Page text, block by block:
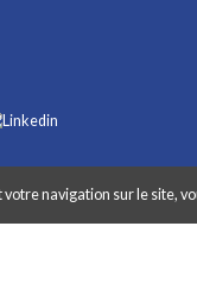
- Site réalisé parGraphibox
votre navigation sur le site,